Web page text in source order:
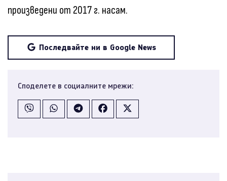
произведени от 2017 г. насам.
Последвайте ни в Google News
Споделете в социалните мрежи: